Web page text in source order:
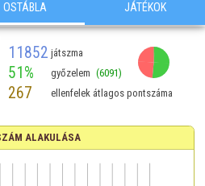
OSTÁBLA JÁTÉKOK
11852 játszma
51% győzelem (6091)
267 ellenfelek átlagos pontszáma
ALAKULÁSA